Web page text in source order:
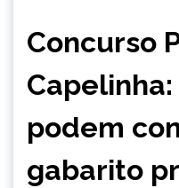
Concurso
podem
gabarito